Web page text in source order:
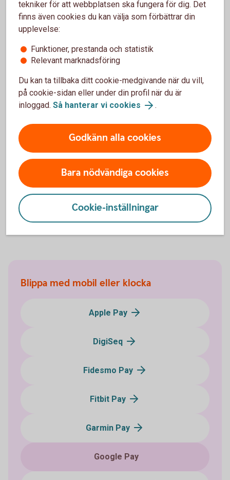
Kontakta
Google
Vill du veta mer om Google
Pay?
Om du har fler frågor eller funderingar om Google
Pay kan du vända dig till Google för mer information.
Google Pay (pay.google.com)
Blippa med mobil eller klocka
Apple Pay
DigiSeq
Fidesmo Pay
Fitbit Pay
Garmin Pay
Google Pay
tekniker för att webbplatsen ska fungera för dig. Det
finns även cookies du kan välja som förbättrar din
upplevelse:
Funktioner, prestanda och statistik
Relevant marknadsföring
Du kan ta tillbaka ditt cookie-medgivande när du vill,
på cookie-sidan eller under din profil när du är
inloggad. Så hanterar vi cookies .
Godkänn alla cookies
Bara nödvändiga cookies
Cookie-inställningar